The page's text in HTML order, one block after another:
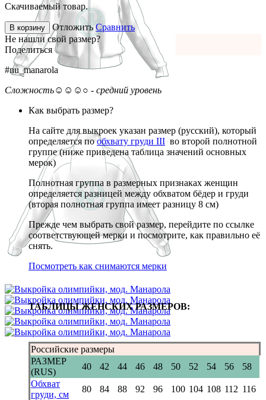
Скачиваемый товар.
В корзину Отложить Сравнить
Не нашли свой размер?
Поделиться
#nu_manarola
Сложность☺☺☺○ - средний уровень
Как выбрать размер?
На сайте для выкроек указан размер (русский), который
определяется пообхвату груди III во второй полнотной
группе (ниже приведена таблица значений основных
мерок)
Полнотная группа в размерных признаках женщин
определяется разницей между обхватом бёдер и груди
(вторая полнотная группа имеет разницу 8 см)
Прежде чем выбрать свой размер, перейдите по ссылке
соответствующей мерки и посмотрите, как правильно её
снять.
Посмотреть как снимаются мерки
ТАБЛИЦЫ ЖЕНСКИХ РАЗМЕРОВ:
Российские размеры
РАЗМЕР
(RUS)
40 42 44 46 48 50 52 54 56
58
Обхват
груди, см
80 84 88 92 96 100 104 108 112 116